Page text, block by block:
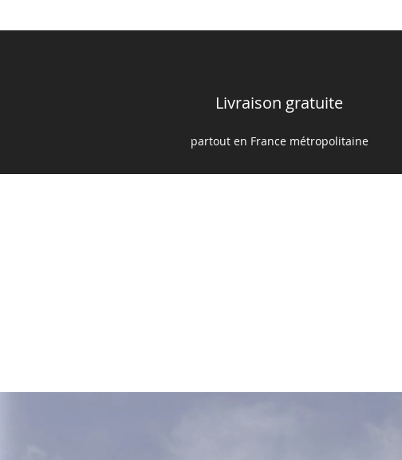
Livraison gratuite
partout en France métropolitaine